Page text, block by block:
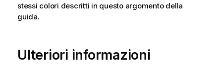
stessi colori descritti in questo argomento della
guida.
Ulteriori informazioni